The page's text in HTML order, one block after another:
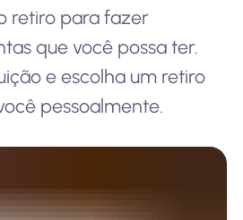
retiro para fazer
que você possa ter.
e escolha um retiro
pessoalmente.